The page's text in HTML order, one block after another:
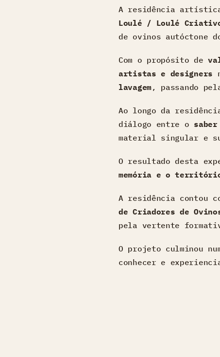
A residência
Loulé / Loulé
de ovinos autóctone
Com o propósito de
artistas e designers
lavagem, passando
Ao longo da
diálogo entre o
material singular e
O resultado desta
memória e o
A residência contou
de Criadores de
pela vertente
O projeto culminou
conhecer e